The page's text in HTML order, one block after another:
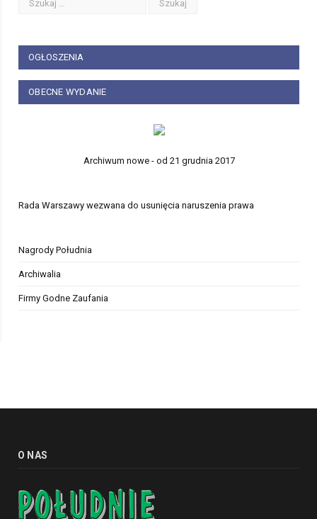
OGŁOSZENIA
OBECNE WYDANIE
Archiwum nowe - od 21 grudnia 2017
Rada Warszawy wezwana do usunięcia naruszenia prawa
Nagrody Południa
Archiwalia
Firmy Godne Zaufania
O NAS